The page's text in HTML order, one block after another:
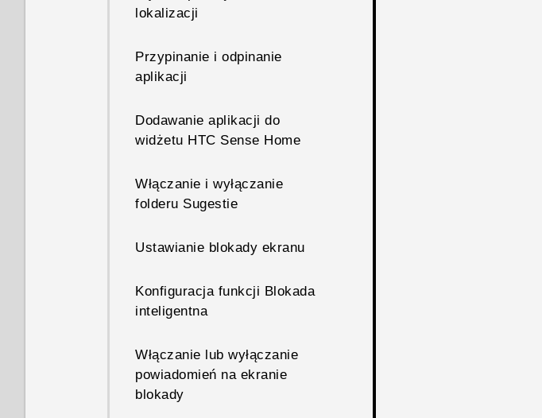
lokalizacji
Przypinanie i odpinanie
aplikacji
Dodawanie aplikacji do
widżetu HTC Sense Home
Włączanie i wyłączanie
folderu Sugestie
Ustawianie blokady ekranu
Konfiguracja funkcji Blokada
inteligentna
Włączanie lub wyłączanie
powiadomień na ekranie
blokady